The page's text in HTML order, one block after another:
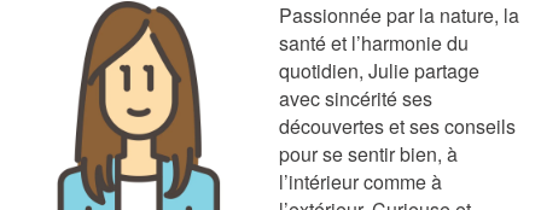
Passionnée par la nature, la
santé et l’harmonie du
quotidien, Julie partage
avec sincérité ses
découvertes et ses conseils
pour se sentir bien, à
l’intérieur comme à